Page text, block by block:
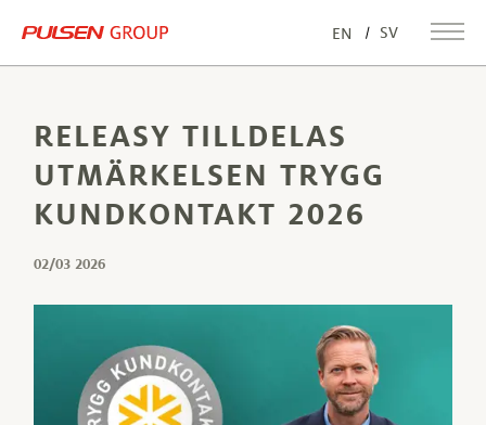
EN SV
RELEASY TILLDELAS
UTMÄRKELSEN TRYGG
KUNDKONTAKT 2026
02/03 2026